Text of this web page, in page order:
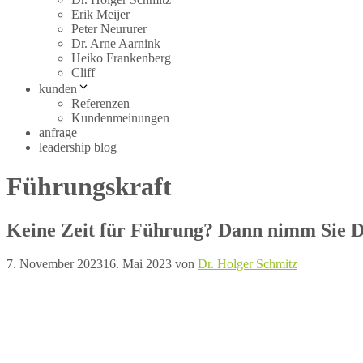
Erik Meijer
Peter Neururer
Dr. Arne Aarnink
Heiko Frankenberg
Cliff
kunden
Referenzen
Kundenmeinungen
anfrage
leadership blog
Führungskraft
Keine Zeit für Führung? Dann nimm Sie
7. November 202316. Mai 2023 von Dr. Holger Schmitz